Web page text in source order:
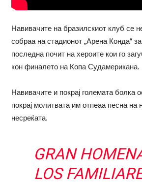
Навивачите на бразилскиот клуб се
собраа на стадионот „Арена Конда“
последна почит на хероите кои го
кон финалето на Копа Судамерикана.
Навивачите и покрај големата болка
покрај молитвата им отпеаа песна на
несреќата.
GRAN
LOS